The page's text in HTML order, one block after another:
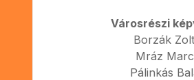
Városrészi
Borzák
Mráz
Pálinkás